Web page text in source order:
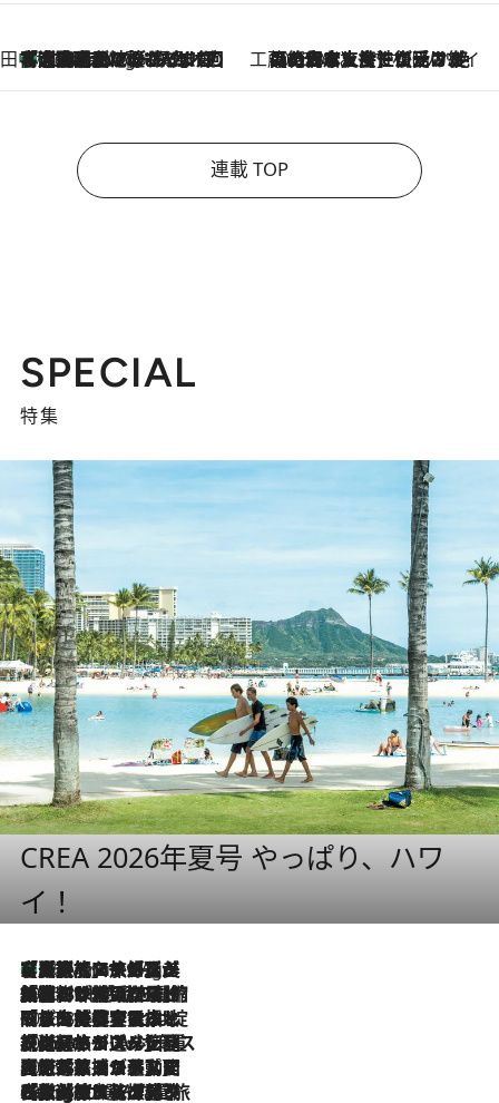
田中稲の勝手に再ブーム
5 Hours Ago
「湘南乃風に憧れて」観客大盛上がりの“タオル回し”に、ラッパー顔負けの高速歌唱まで…さだまさし（74）のアグレッシブすぎる現在地 工藤まやのおもてなしハワイ
2026.8.6
【ハワイ土産】ローカルの絶大な支持で復活！ 絶品の幻クッキー《元ファンの日本人女性が受け継いだ名店》
連載 TOP
SPECIAL
特集
CREA 2026年夏号 やっぱり、ハワ
イ！
46 Minutes Ago
【厳選旅コスメ】「多機能アイテムがメイン！」旅好き美容エディターが選んだ夏旅ベストコスメを発表【Mサイズジップ】
2026.8.6
「荷物が増えるほど旅ストレスは増す」美容ジャーナリストがたどり着いた最終結論。“化粧品を劇的に減らす”感動の凝縮美容とは
2026.8.6
「旅先には金髪ウィッグを持参」日本と同じメイクでは損してる!? 美容ジャーナリストが提案する“掟破りの旅美容”とは
2026.8.6
【厳選旅コスメ】「身軽さ＆UV対策重視！」ヘアアーティストshucoが選んだ夏旅ベストコスメを発表【Mサイズジップ】
2026.8.5
【厳選旅コスメ】国内をあちこち移動する河井菜摘が選んだ夏旅ベストコスメ発表！「リラックスアイテムはマスト」【Mサイズジップ】
2026.8.4
【厳選旅コスメ】「紫外線＆乾燥対策しながらメイク感も！」ヘア＆メイクGeorgeが選んだ夏旅ベストコスメを発表！【Mサイズジップ】